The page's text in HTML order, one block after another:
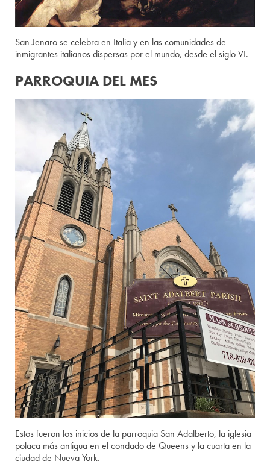
San Jenaro se celebra en Italia y en las comunidades de
inmigrantes italianos dispersas por el mundo, desde el siglo VI.
PARROQUIA DEL MES
Estos fueron los inicios de la parroquia San Adalberto, la iglesia
polaca más antigua en el condado de Queens y la cuarta en la
ciudad de Nueva York.